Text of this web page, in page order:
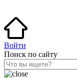
Войти
Поиск по сайту